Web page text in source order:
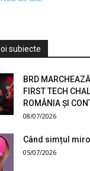
subiecte
BRD
FIRST TECH
ROMÂNIA ȘI
08/07/2026
Când simțul
05/07/2026